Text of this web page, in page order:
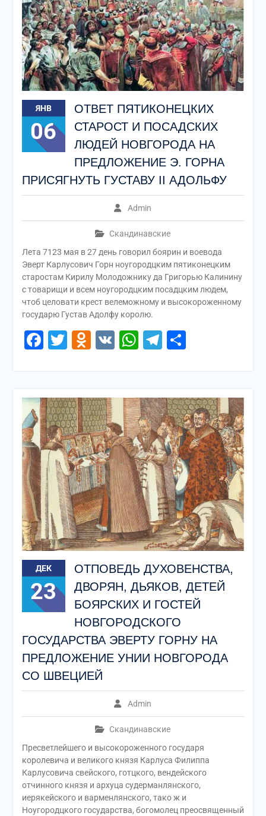
ЯНВ
06
ОТВЕТ ПЯТИКОНЕЦКИХ
СТАРОСТ И ПОСАДСКИХ
ЛЮДЕЙ НОВГОРОДА НА
ПРЕДЛОЖЕНИЕ Э. ГОРНА
ПРИСЯГНУТЬ ГУСТАВУ II АДОЛЬФУ
Admin
Скандинавские
Лета 7123 мая в 27 день говорил боярин и воевода
Эверт Карлусович Горн ноугородцким пятиконецким
старостам Кирилу Молодожнику да Григорью Калинину
с товарищи и всем ноугородцким посадцким людем,
чтоб целовати крест велеможному и высокороженному
государю Густав Адолфу королю.
Facebook
Twitter
Odnoklassniki
VK WhatsApp
Telegram
ДЕК
23
ОТПОВЕДЬ ДУХОВЕНСТВА,
ДВОРЯН, ДЬЯКОВ, ДЕТЕЙ
БОЯРСКИХ И ГОСТЕЙ
НОВГОРОДСКОГО
ГОСУДАРСТВА ЭВЕРТУ ГОРНУ НА
ПРЕДЛОЖЕНИЕ УНИИ НОВГОРОДА
СО ШВЕЦИЕЙ
Admin
Скандинавские
Пресветлейшего и высокороженного государя
королевича и великого князя Карлуса Филиппа
Карлусовича свейского, готцкого, вендейского
отчинного князя и архуца судерманлянского,
иерякейского и варменлянского, тако ж и
Ноугородцкого государства, богомолец преосвященный